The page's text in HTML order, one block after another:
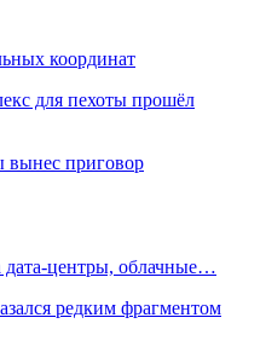
координат
для пехоты прошёл
вынес приговор
дата-центры, облачные…
редким фрагментом